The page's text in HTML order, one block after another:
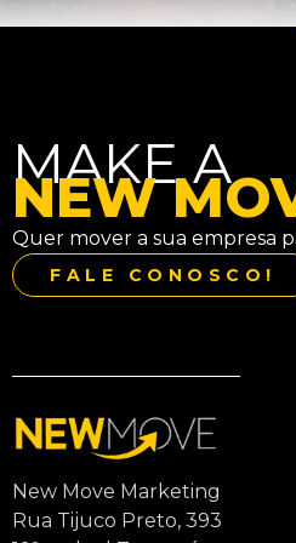
MAKE A
NEW
Quer mover a sua empresa
FALE CONOSCO!
New Move Marketing
Rua Tijuco Preto, 393